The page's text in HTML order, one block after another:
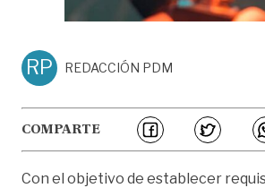
RP REDACCIÓN PDM
COMPARTE
Con el objetivo de establecer